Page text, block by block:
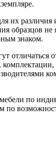
их различия
образцов не
знаком.
отличаться
по
по